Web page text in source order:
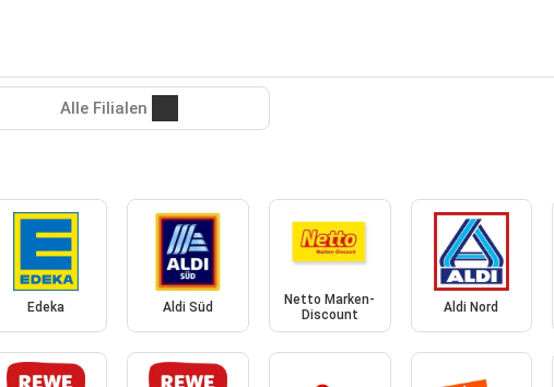
Alle Filialen
Edeka Aldi Süd
Netto Marken-
Discount
Aldi Nord